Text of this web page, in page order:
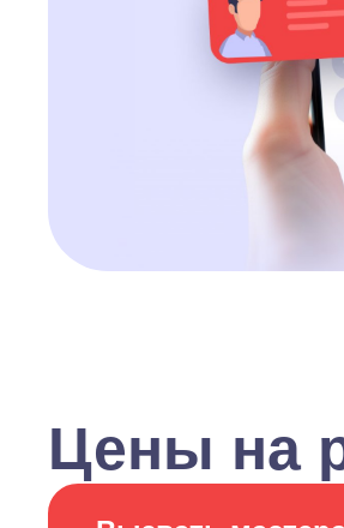
Цены на